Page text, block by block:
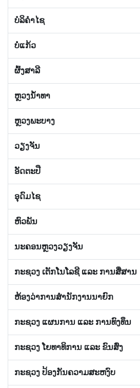
ບໍລິຄໍາໄຊ
ບໍ່ແກ້ວ
ຜົ້ງສາລີ
ຫຼວງນ້ຳທາ
ຫຼວງພະບາງ
ວຽງຈັນ
ອັດຕະປື
ອຸດົມໄຊ
ຫົວພັນ
ນະຄອນຫຼວງວຽງຈັນ
ກະຊວງ ເຕັກໂນໂລຊີ ແລະ ການສື່ສານ
ຫ້ອງວ່າການສຳນັກງານນາຍົກ
ກະຊວງ ແຜນການ ແລະ ການທົງທຶນ
ກະຊວງ ໂຍທາທິການ ແລະ ຂົນສົ່ງ
ກະຊວງ ປ້ອງກັນຄວາມສະຫງົບ